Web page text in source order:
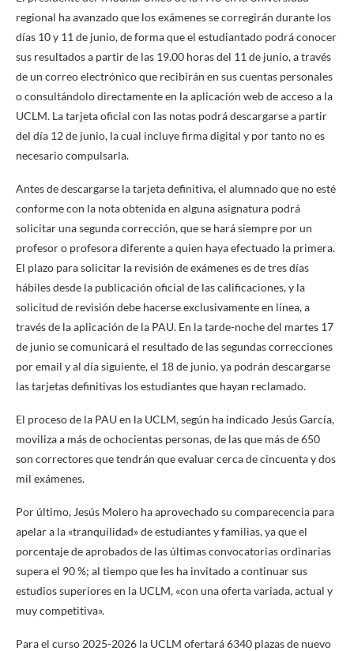
regional ha avanzado que los exámenes se corregirán durante los
días 10 y 11 de junio, de forma que el estudiantado podrá conocer
sus resultados a partir de las 19.00 horas del 11 de junio, a través
de un correo electrónico que recibirán en sus cuentas personales
o consultándolo directamente en la aplicación web de acceso a la
UCLM. La tarjeta oficial con las notas podrá descargarse a partir
del día 12 de junio, la cual incluye firma digital y por tanto no es
necesario compulsarla.
Antes de descargarse la tarjeta definitiva, el alumnado que no esté
conforme con la nota obtenida en alguna asignatura podrá
solicitar una segunda corrección, que se hará siempre por un
profesor o profesora diferente a quien haya efectuado la primera.
El plazo para solicitar la revisión de exámenes es de tres días
hábiles desde la publicación oficial de las calificaciones, y la
solicitud de revisión debe hacerse exclusivamente en línea, a
través de la aplicación de la PAU. En la tarde-noche del martes 17
de junio se comunicará el resultado de las segundas correcciones
por email y al día siguiente, el 18 de junio, ya podrán descargarse
las tarjetas definitivas los estudiantes que hayan reclamado.
El proceso de la PAU en la UCLM, según ha indicado Jesús García,
moviliza a más de ochocientas personas, de las que más de 650
son correctores que tendrán que evaluar cerca de cincuenta y dos
mil exámenes.
Por último, Jesús Molero ha aprovechado su comparecencia para
apelar a la «tranquilidad» de estudiantes y familias, ya que el
porcentaje de aprobados de las últimas convocatorias ordinarias
supera el 90 %; al tiempo que les ha invitado a continuar sus
estudios superiores en la UCLM, «con una oferta variada, actual y
muy competitiva».
Para el curso 2025-2026 la UCLM ofertará 6340 plazas de nuevo